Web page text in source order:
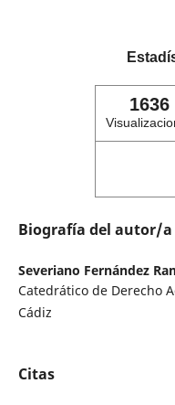
1636
Biografía del autor/a
Severiano Fernández
Catedrático de Derecho
Cádiz
Citas